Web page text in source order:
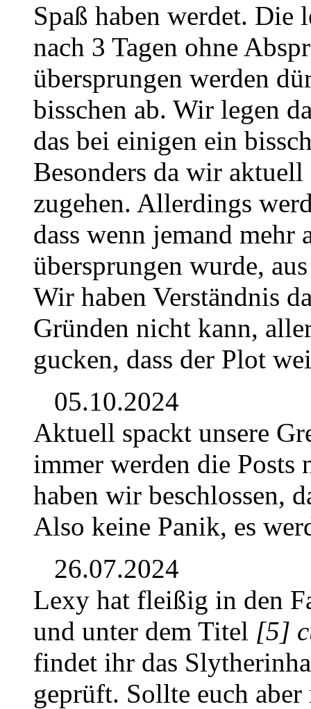
Spaß haben werdet. Die
nach 3 Tagen ohne
übersprungen werden
bisschen ab. Wir legen
das bei einigen ein
Besonders da wir
zugehen. Allerdings
dass wenn jemand
übersprungen wurde,
Wir haben Verständnis
Gründen nicht kann,
gucken, dass der Plot
05.10.2024
Aktuell spackt unsere
immer werden die
haben wir beschlossen,
Also keine Panik, es
26.07.2024
Lexy hat fleißig in den
und unter dem Titel [5]
findet ihr das
geprüft. Sollte euch